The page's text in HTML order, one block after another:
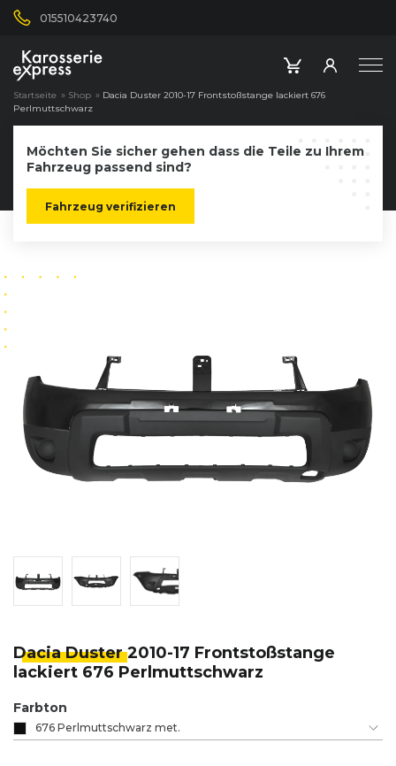
015510423740
Startseite » Shop » Dacia Duster 2010-17 Frontstoßstange lackiert 676
Perlmuttschwarz
Möchten Sie sicher gehen dass die Teile zu Ihrem
Fahrzeug passend sind?
Fahrzeug verifizieren
Dacia Duster2010-17 Frontstoßstange
lackiert 676 Perlmuttschwarz
Farbton
676 Perlmuttschwarz met.